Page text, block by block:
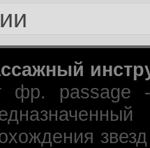
фр. passage -